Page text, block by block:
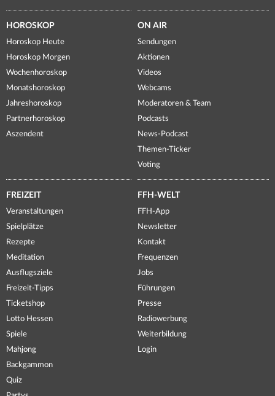
HOROSKOP
Horoskop Heute
Horoskop Morgen
Wochenhoroskop
Monatshoroskop
Jahreshoroskop
Partnerhoroskop
Aszendent
ON AIR
Sendungen
Aktionen
Videos
Webcams
Moderatoren & Team
Podcasts
News-Podcast
Themen-Ticker
Voting
FREIZEIT
Veranstaltungen
Spielplätze
Rezepte
Meditation
Ausflugsziele
Freizeit-Tipps
Ticketshop
Lotto Hessen
Spiele
Mahjong
Backgammon
Quiz
FFH-WELT
FFH-App
Newsletter
Kontakt
Frequenzen
Jobs
Führungen
Presse
Radiowerbung
Weiterbildung
Login